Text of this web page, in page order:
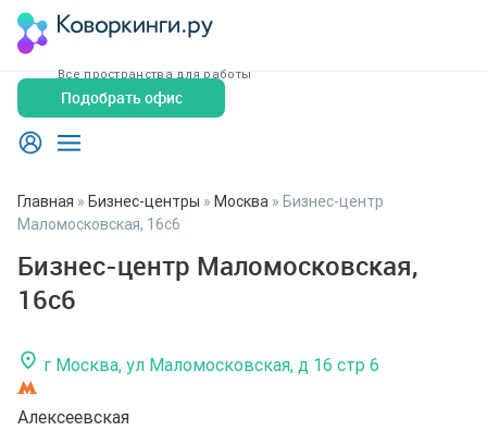
Все пространства для работы
Подобрать офис
Главная » Бизнес-центры » Москва » Бизнес-центр
Маломосковская, 16с6
Бизнес-центр Маломосковская,
16с6
г Москва, ул Маломосковская, д 16 стр 6
Алексеевская